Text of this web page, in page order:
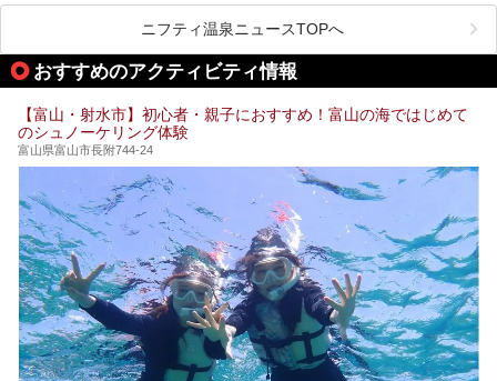
小京都・城端と、とても魅力的な観光スポットがたくさんあ
ります。
城端の郊外に建つ里山オーベルジュ＆温泉ウェルネススパ
「桜ヶ池クアガーデン」に泊まって、歴史の旅にお出かけし
てみませんか？
ニフティ温泉ニュースTOPへ
おすすめのアクティビティ情報
【富山・射水市】初心者・親子におすすめ！富山の海ではじめて
のシュノーケリング体験
富山県富山市長附744-24